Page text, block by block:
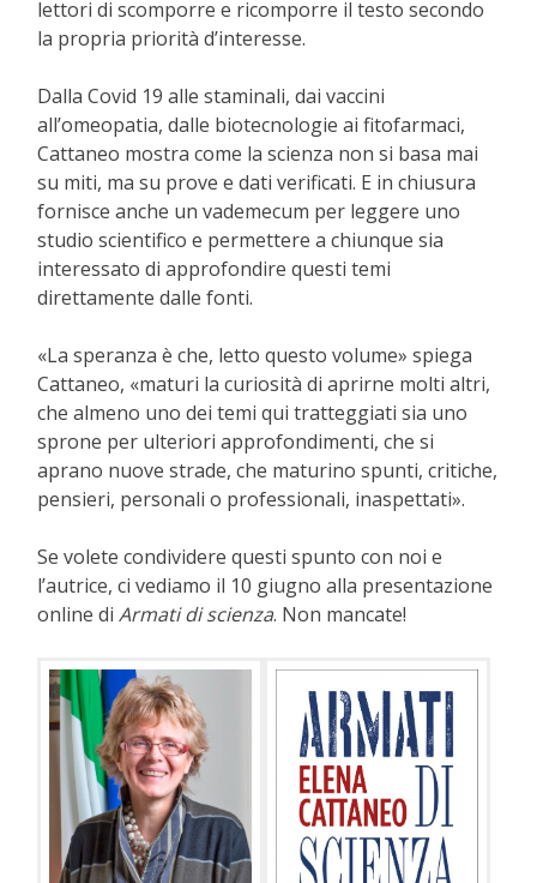
lettori di scomporre e ricomporre il testo secondo
la propria priorità d’interesse.
Dalla Covid 19 alle staminali, dai vaccini
all’omeopatia, dalle biotecnologie ai fitofarmaci,
Cattaneo mostra come la scienza non si basa mai
su miti, ma su prove e dati verificati. E in chiusura
fornisce anche un vademecum per leggere uno
studio scientifico e permettere a chiunque sia
interessato di approfondire questi temi
direttamente dalle fonti.
«La speranza è che, letto questo volume» spiega
Cattaneo, «maturi la curiosità di aprirne molti altri,
che almeno uno dei temi qui tratteggiati sia uno
sprone per ulteriori approfondimenti, che si
aprano nuove strade, che maturino spunti, critiche,
pensieri, personali o professionali, inaspettati».
Se volete condividere questi spunto con noi e
l’autrice, ci vediamo il 10 giugno alla presentazione
online di Armati di scienza. Non mancate!